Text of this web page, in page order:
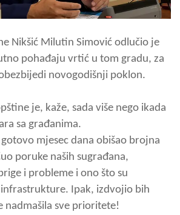
Nikšić Milutin Simović odlučio je
pohađaju vrtić u tom gradu, za
novogodišnji poklon.
je, kaže, sada više nego ikada
sa građanima.
gotovo mjesec dana obišao brojna
poruke naših sugrađana,
i probleme i ono što su
Ipak, izdvojio bih
nadmašila sve prioritete!